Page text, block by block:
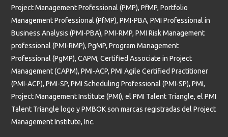
Project Management Professional (PMP), PfMP, Portfolio
Management Professional (PfMP), PMI-PBA, PMI Professional in
Business Analysis (PMI-PBA), PMI-RMP, PMI Risk Management
professional (PMI-RMP), PgMP, Program Management
Professional (PgMP), CAPM, Certified Associate in Project
Management (CAPM), PMI-ACP, PMI Agile Certified Practitioner
(PMI-ACP), PMI-SP, PMI Scheduling Professional (PMI-SP), PMI,
Project Management Institute (PMI), el PMI Talent Triangle, el PMI
Talent Triangle logo y PMBOK son marcas registradas del Project
Management Institute, Inc.